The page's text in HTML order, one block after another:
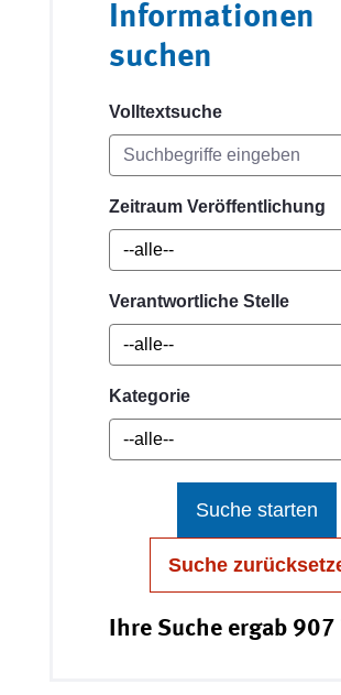
Informationen
suchen
Volltextsuche
Zeitraum Veröffentlichung
Verantwortliche Stelle
Kategorie
Suche starten
Suche
Ihre Suche ergab